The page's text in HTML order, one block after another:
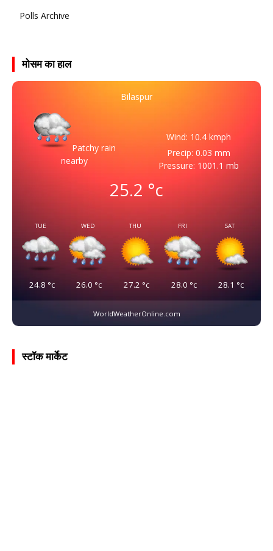
Polls Archive
मोसम का हाल
Bilaspur
Patchy rain
nearby
Wind: 10.4 kmph
Precip: 0.03 mm
Pressure: 1001.1 mb
25.2 °c
TUE
24.8 °c
WED
26.0 °c
THU
27.2 °c
FRI
28.0 °c
SAT
28.1 °c
WorldWeatherOnline.com
स्टॉक मार्केट